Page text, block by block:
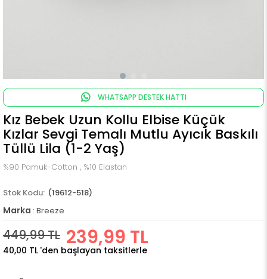
WHATSAPP DESTEK HATTI
Kız Bebek Uzun Kollu Elbise Küçük
Kızlar Sevgi Temalı Mutlu Ayıcık Baskılı
Tüllü Lila (1-2 Yaş)
%90 Pamuk-Cotton , %10 Elastan
(19612-518)
Marka : Breeze
449,99 TL 239,99 TL
40,00 TL 'den başlayan taksitlerle